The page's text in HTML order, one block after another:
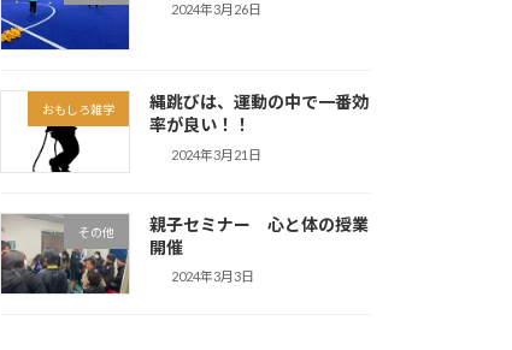
2024年3月26日
おもしろ雑学
縄跳びは、運動の中で一番効
率が良い！！
2024年3月21日
その他
親子セミナー 心と体の授業
開催
2024年3月3日